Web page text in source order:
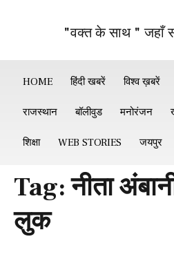
"वक्त के साथ " जहाँ
HOME हिंदी खबरें विश्व ख़बरें
राजस्थान बॉलीवुड मनोरंजन
शिक्षा WEB STORIES जयपुर
Tag:नीता
लुक